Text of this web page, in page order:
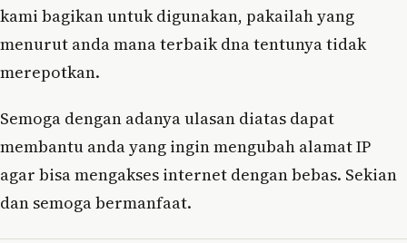
kami bagikan untuk digunakan, pakailah yang
menurut anda mana terbaik dna tentunya tidak
merepotkan.
Semoga dengan adanya ulasan diatas dapat
membantu anda yang ingin mengubah alamat IP
agar bisa mengakses internet dengan bebas. Sekian
dan semoga bermanfaat.